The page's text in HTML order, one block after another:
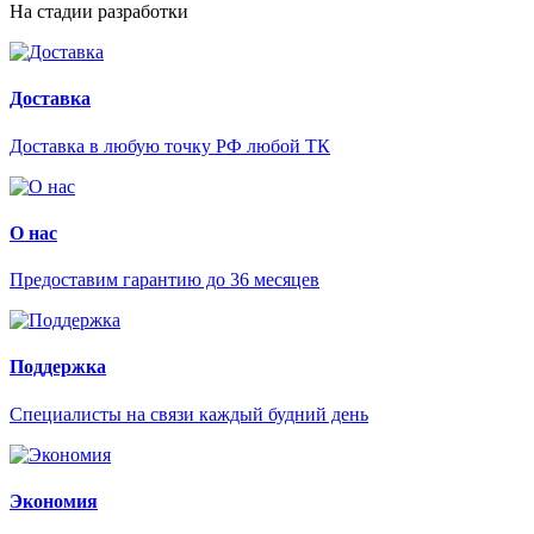
На стадии разработки
Доставка
Доставка в любую точку РФ любой ТК
О нас
Предоставим гарантию до 36 месяцев
Поддержка
Специалисты на связи каждый будний день
Экономия